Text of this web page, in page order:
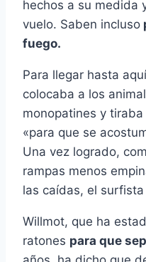
hechos a su medida
vuelo. Saben incluso
fuego.
Para llegar hasta
colocaba a los
monopatines y
«para que se
Una vez logrado,
rampas menos
las caídas, el surfista
Willmot, que ha
ratones para que